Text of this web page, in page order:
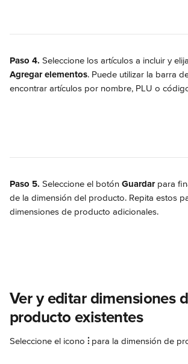
Paso 4. Seleccione los artículos a incluir y
Agregar elementos. Puede utilizar la barra
encontrar artículos por nombre, PLU o
Paso 5. Seleccione el botón Guardar para
de la dimensión del producto. Repita estos
dimensiones de producto adicionales.
Ver y editar dimensiones
producto existentes
Seleccione el icono ⫶ para la dimensión de